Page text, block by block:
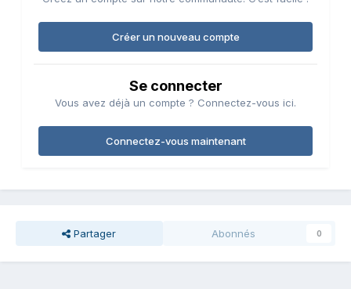
Créer un nouveau compte
Se connecter
Vous avez déjà un compte ? Connectez-vous ici.
Connectez-vous maintenant
Partager Abonnés 0